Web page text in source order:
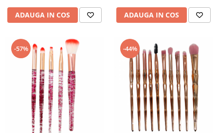
ADAUGA IN COS ADAUGA IN COS
-57% -44%